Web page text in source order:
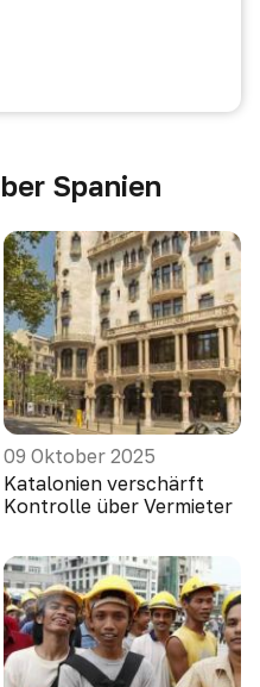
Spanien
09 Oktober 2025
Katalonien verschärft
Kontrolle über Vermieter